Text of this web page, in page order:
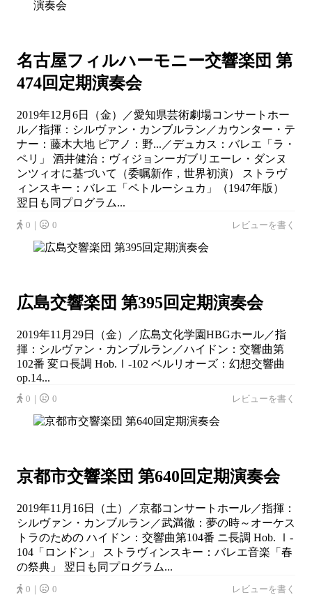
名古屋フィルハーモニー交響楽団 第
474回定期演奏会
2019年12月6日（金）／愛知県芸術劇場コンサートホー
ル／指揮：シルヴァン・カンブルラン／カウンター・テ
ナー：藤木大地 ピアノ：野...／デュカス：バレエ「ラ・
ペリ」 酒井健治：ヴィジョンーガブリエーレ・ダンヌ
ンツィオに基づいて（委嘱新作，世界初演） ストラヴ
ィンスキー：バレエ「ペトルーシュカ」（1947年版）
翌日も同プログラム...
0｜ 0 レビューを書く
広島交響楽団 第395回定期演奏会
2019年11月29日（金）／広島文化学園HBGホール／指
揮：シルヴァン・カンブルラン／ハイドン：交響曲第
102番 変ロ長調 Hob.Ⅰ-102 ベルリオーズ：幻想交響曲
op.14...
0｜ 0 レビューを書く
京都市交響楽団 第640回定期演奏会
2019年11月16日（土）／京都コンサートホール／指揮：
シルヴァン・カンブルラン／武満徹：夢の時～オーケス
トラのための ハイドン：交響曲第104番 ニ長調 Hob. Ⅰ-
104「ロンドン」 ストラヴィンスキー：バレエ音楽「春
の祭典」 翌日も同プログラム...
0｜ 0 レビューを書く